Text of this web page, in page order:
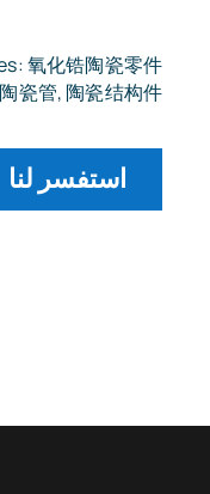
氧化锆陶瓷零件
陶瓷管, 陶瓷结构件
استفسر لنا